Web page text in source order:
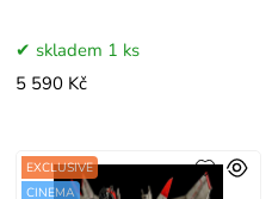
skladem 1 ks
5 590 Kč
EXCLUSIVE
CINEMA